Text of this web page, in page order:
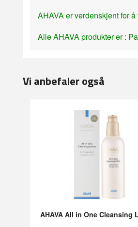
AHAVA er verdenskjent for
Alle AHAVA produkter er :
Vi anbefaler også
AHAVA All in One Cleansing